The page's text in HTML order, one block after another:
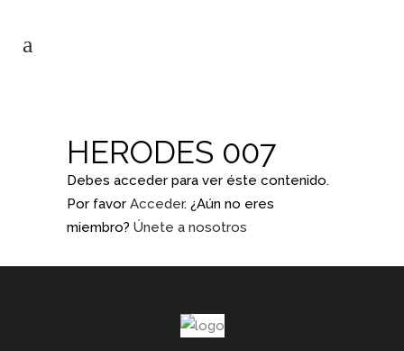
HERODES 007
Debes acceder para ver éste contenido.
Por favor Acceder. ¿Aún no eres
miembro? Únete a nosotros